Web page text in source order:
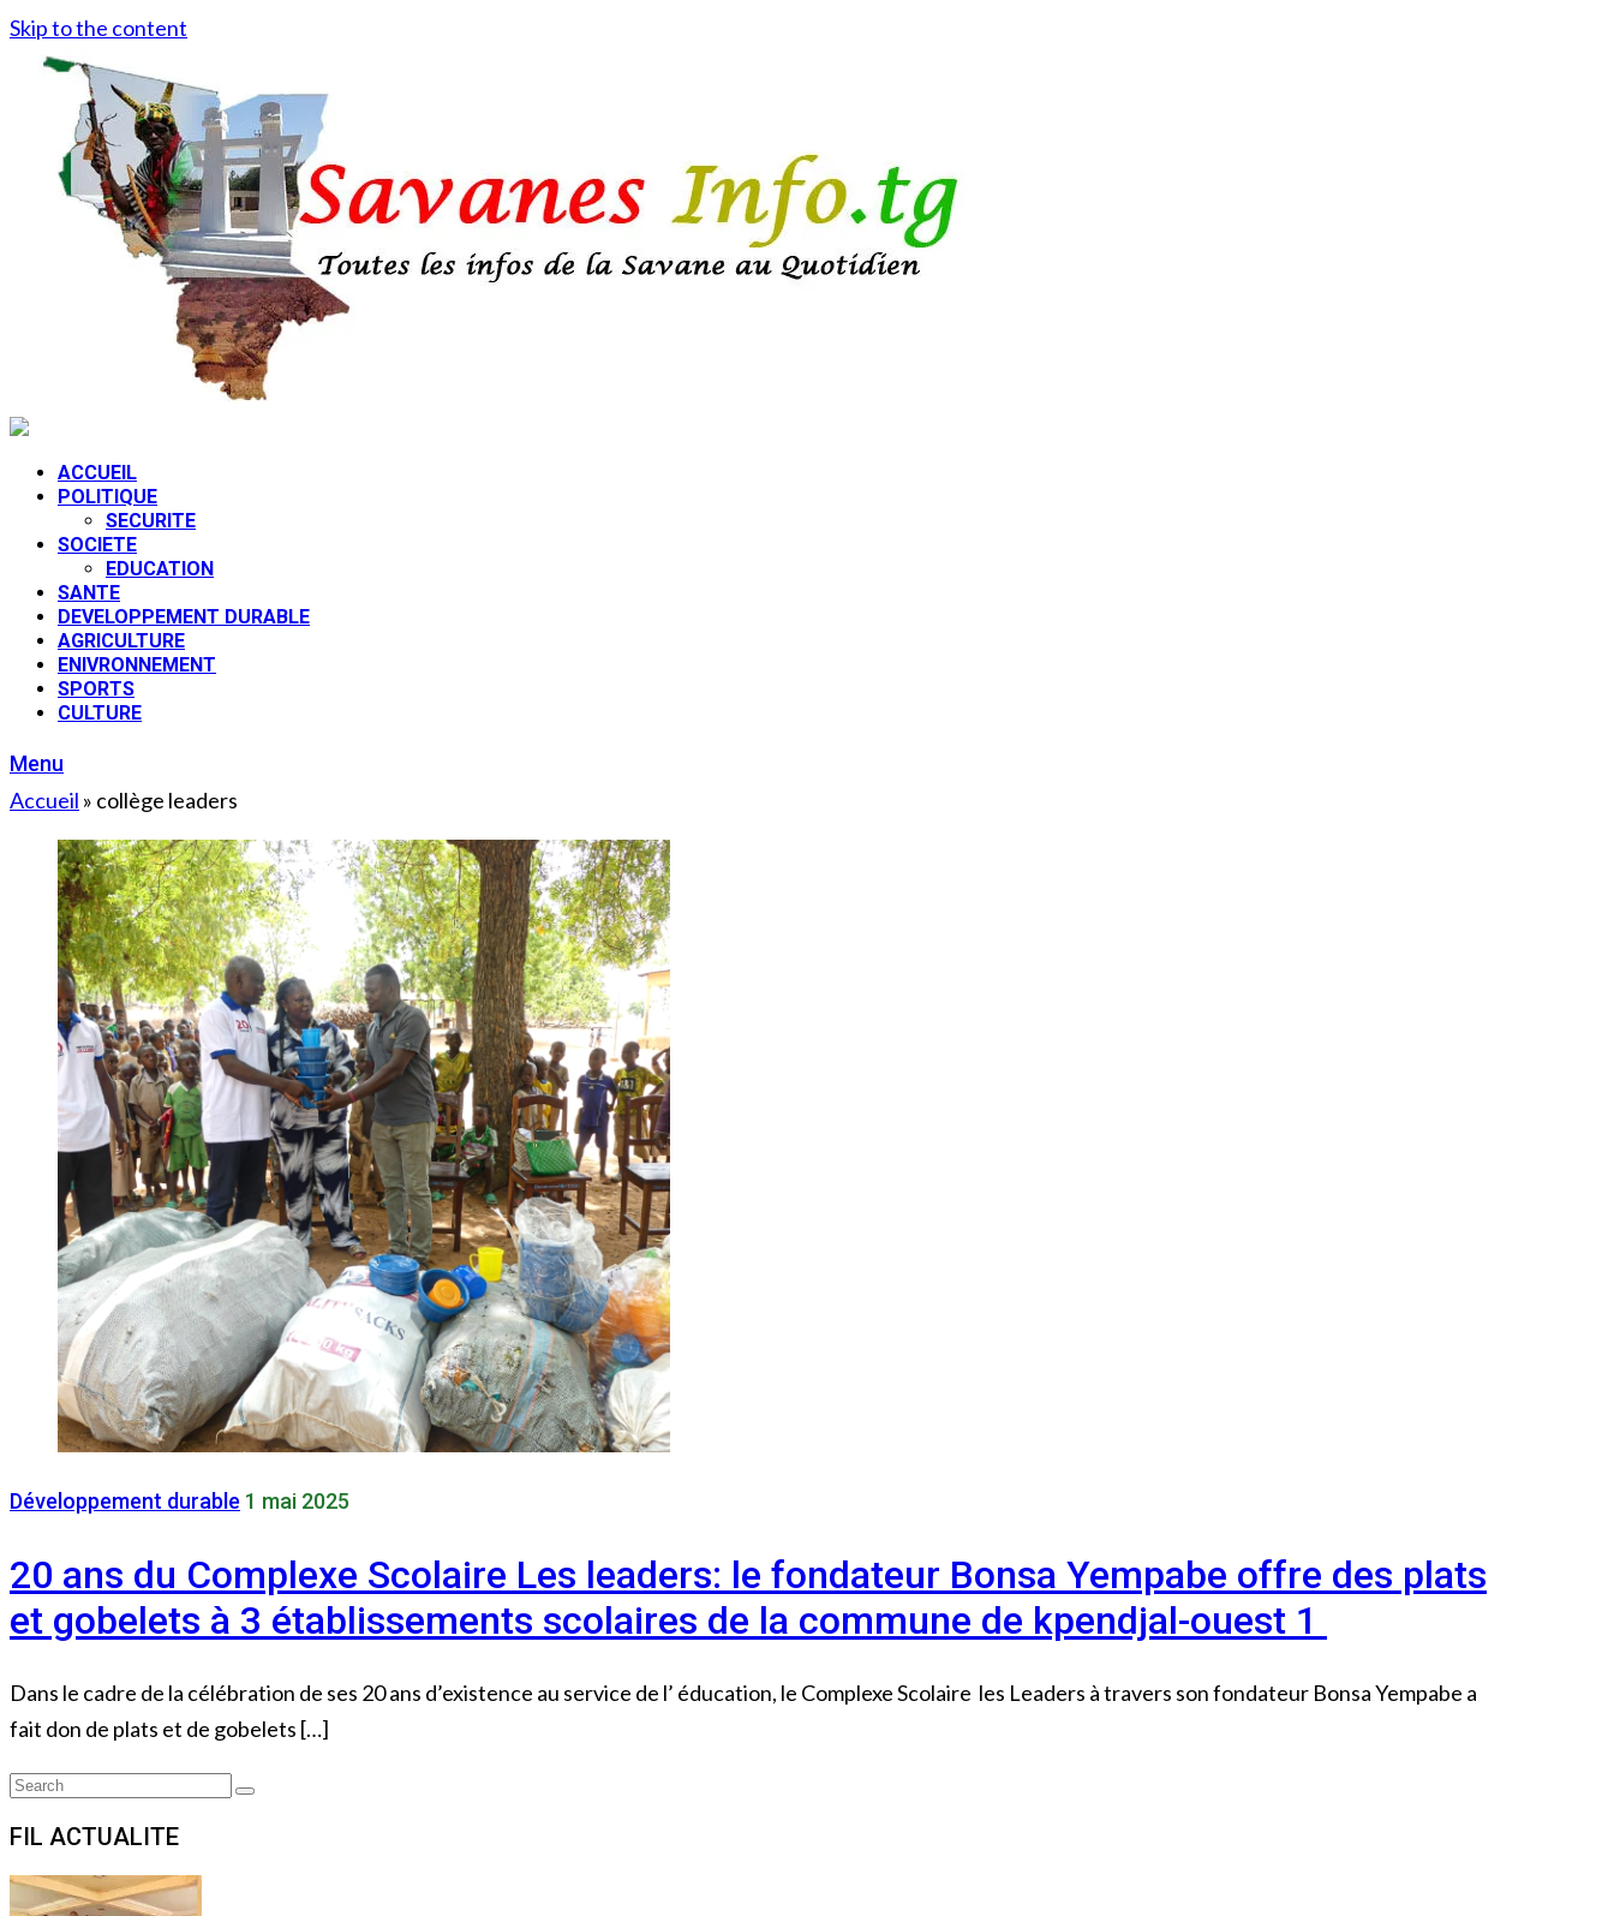
Skip to the content
ACCUEIL
POLITIQUE
SECURITE
SOCIETE
EDUCATION
SANTE
DEVELOPPEMENT DURABLE
AGRICULTURE
ENIVRONNEMENT
SPORTS
CULTURE
Menu
Accueil » collège leaders
Développement durable 1 mai 2025
20 ans du Complexe Scolaire Les leaders: le fondateur Bonsa Yempabe offre des plats
et gobelets à 3 établissements scolaires de la commune de kpendjal-ouest 1
Dans le cadre de la célébration de ses 20 ans d’existence au service de l’ éducation, le Complexe Scolaire les Leaders à travers son fondateur Bonsa Yempabe a
fait don de plats et de gobelets […]
Search
Search
FIL ACTUALITE